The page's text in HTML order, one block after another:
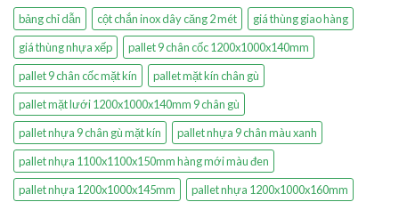
bảng chỉ dẫn cột chắn inox dây căng 2 mét
giá thùng giao hàng
giá thùng nhựa xếp
pallet 9 chân cốc 1200x1000x140mm
pallet 9 chân cốc mặt kín
pallet mặt kín chân gù
pallet mặt lưới 1200x1000x140mm 9 chân gù
pallet nhựa 9 chân gù mặt kín
pallet nhựa 9 chân màu xanh
pallet nhựa 1100x1100x150mm hàng mới màu đen
pallet nhựa 1200x1000x145mm
pallet nhựa 1200x1000x160mm